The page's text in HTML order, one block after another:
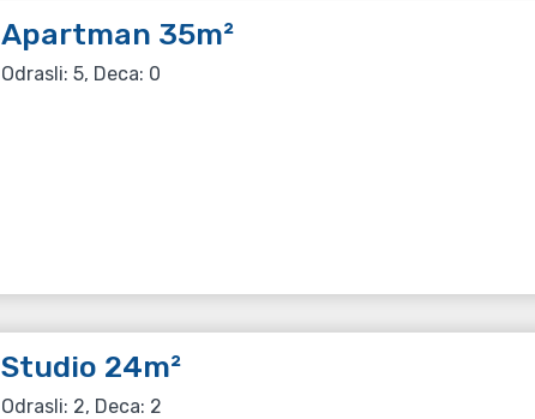
Apartman 35m²
Odrasli: 5, Deca: 0
Studio 24m²
Odrasli: 2, Deca: 2